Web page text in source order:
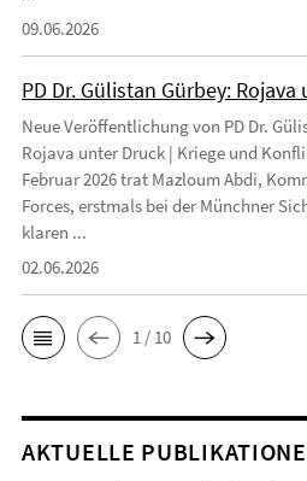
09.06.2026
PD Dr. Gülistan Gürbey:
Neue Veröffentlichung von PD Dr.
Rojava unter Druck | Kriege und
Februar 2026 trat Mazloum Abdi,
Forces, erstmals bei der Münchner
klaren ...
02.06.2026
1 / 10
AKTUELLE